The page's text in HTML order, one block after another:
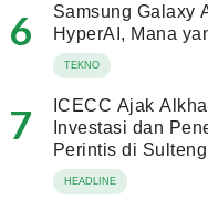
6
Samsung Galaxy
HyperAI, Mana
TEKNO
7
ICECC Ajak
Investasi dan
Perintis di Sulteng
HEADLINE